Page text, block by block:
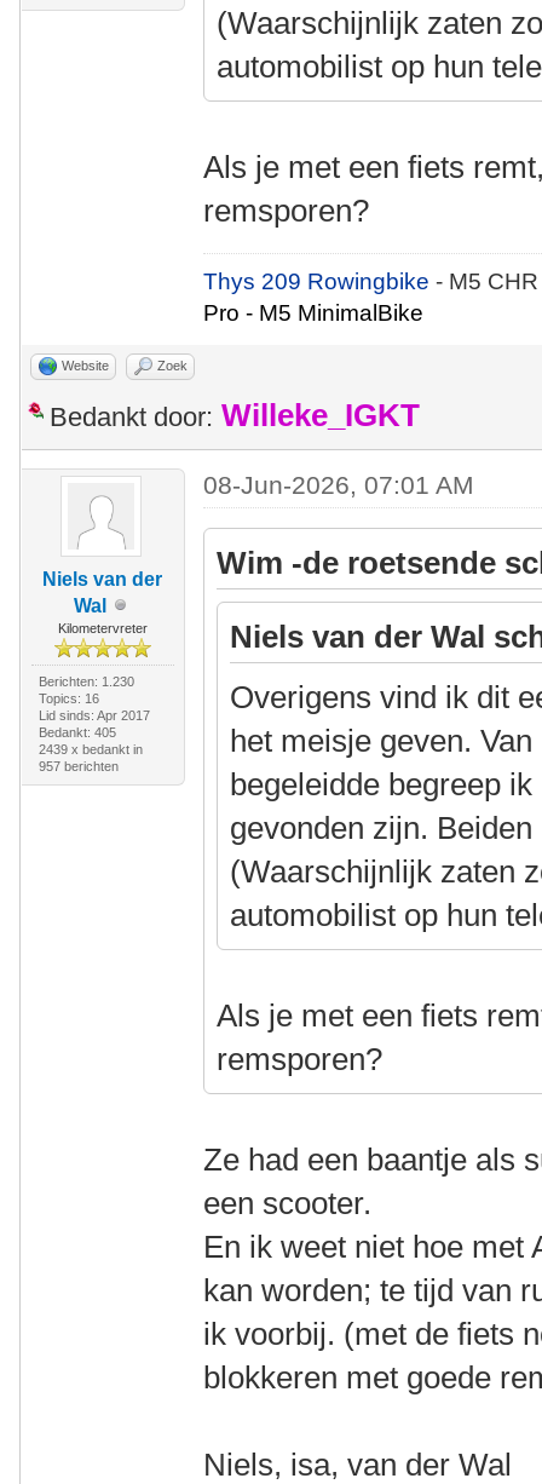
(Waarschijnlijk zaten
automobilist op hun
Als je met een fiets
remsporen?
Thys 209 Rowingbike- M5
Pro - M5 MinimalBike
Website Zoek
Bedankt door: Willeke_IGKT
Niels van der
Wal
Kilometervreter
Berichten: 1.230
Topics: 16
Lid sinds: Apr 2017
Bedankt: 405
2439 x bedankt in
957 berichten
08-Jun-2026, 07:01 AM
Wim -de roetsende
Niels van der Wal
Overigens vind ik dit
het meisje geven.
begeleidde begreep
gevonden zijn.
(Waarschijnlijk zaten
automobilist op hun
Als je met een fiets
remsporen?
Ze had een baantje als
een scooter.
En ik weet niet hoe met
kan worden; te tijd van
ik voorbij. (met de fiets
blokkeren met goede
Niels, isa, van der Wal